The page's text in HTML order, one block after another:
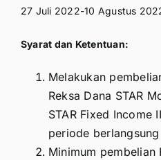
27 Juli 2022-10 Agustus
Syarat dan Ketentuan:
Melakukan
Reksa Dana STAR
STAR Fixed Income
periode berlangsung
Minimum